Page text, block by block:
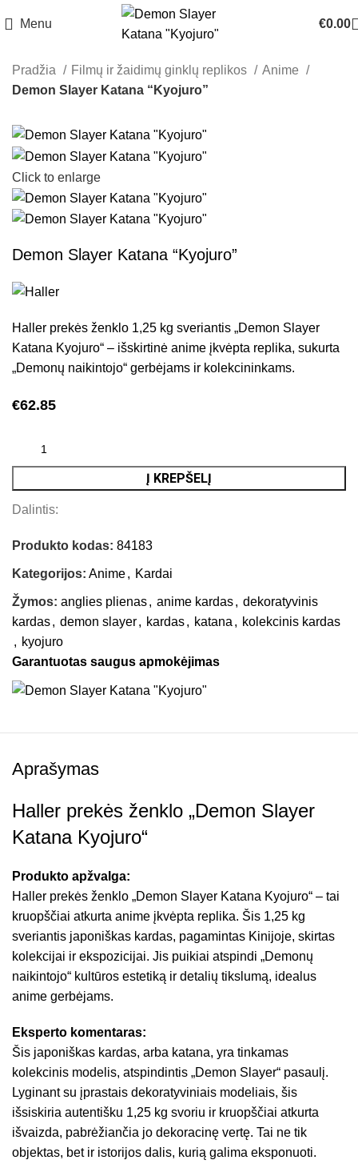
Menu €0.00
Pradžia Filmų ir žaidimų ginklų replikos
Anime
Demon Slayer Katana “Kyojuro”
Click to enlarge
Demon Slayer Katana “Kyojuro”
Haller prekės ženklo 1,25 kg sveriantis „Demon Slayer
Katana Kyojuro“ – išskirtinė anime įkvėpta replika, sukurta
„Demonų naikintojo“ gerbėjams ir kolekcininkams.
€62.85
Į KREPŠELĮ
Dalintis:
Produkto kodas:84183
Kategorijos: Anime, Kardai
Žymos: anglies plienas, anime kardas, dekoratyvinis
kardas, demon slayer, kardas, katana , kolekcinis kardas
, kyojuro
Garantuotas saugus apmokėjimas
Aprašymas
Haller prekės ženklo „Demon Slayer
Katana Kyojuro“
Produkto apžvalga:
Haller prekės ženklo „Demon Slayer Katana Kyojuro“ – tai
kruopščiai atkurta anime įkvėpta replika. Šis 1,25 kg
sveriantis japoniškas kardas, pagamintas Kinijoje, skirtas
kolekcijai ir ekspozicijai. Jis puikiai atspindi „Demonų
naikintojo“ kultūros estetiką ir detalių tikslumą, idealus
anime gerbėjams.
Eksperto komentaras:
Šis japoniškas kardas, arba katana, yra tinkamas
kolekcinis modelis, atspindintis „Demon Slayer“ pasaulį.
Lyginant su įprastais dekoratyviniais modeliais, šis
išsiskiria autentišku 1,25 kg svoriu ir kruopščiai atkurta
išvaizda, pabrėžiančia jo dekoracinę vertę. Tai ne tik
objektas, bet ir istorijos dalis, kurią galima eksponuoti.